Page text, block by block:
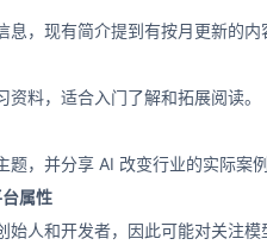
，现有简介提到有按月更新的内
料，适合入门了解和拓展阅读。
，并分享 AI 改变行业的实际案例
属性
人和开发者，因此可能对关注模